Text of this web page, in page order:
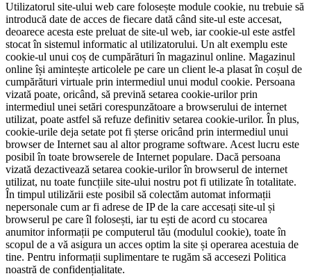
Utilizatorul site-ului web care folosește module cookie, nu trebuie să
introducă date de acces de fiecare dată când site-ul este accesat,
deoarece acesta este preluat de site-ul web, iar cookie-ul este astfel
stocat în sistemul informatic al utilizatorului. Un alt exemplu este
cookie-ul unui coș de cumpărături în magazinul online. Magazinul
online își amintește articolele pe care un client le-a plasat în coșul de
cumpărături virtuale prin intermediul unui modul cookie. Persoana
vizată poate, oricând, să prevină setarea cookie-urilor prin
intermediul unei setări corespunzătoare a browserului de internet
utilizat, poate astfel să refuze definitiv setarea cookie-urilor. În plus,
cookie-urile deja setate pot fi șterse oricând prin intermediul unui
browser de Internet sau al altor programe software. Acest lucru este
posibil în toate browserele de Internet populare. Dacă persoana
vizată dezactivează setarea cookie-urilor în browserul de internet
utilizat, nu toate funcțiile site-ului nostru pot fi utilizate în totalitate.
În timpul utilizării este posibil să colectăm automat informații
nepersonale cum ar fi adrese de IP de la care accesați site-ul și
browserul pe care îl folosești, iar tu ești de acord cu stocarea
anumitor informații pe computerul tău (modulul cookie), toate în
scopul de a vă asigura un acces optim la site și operarea acestuia de
tine. Pentru informații suplimentare te rugăm să accesezi Politica
noastră de confidențialitate.